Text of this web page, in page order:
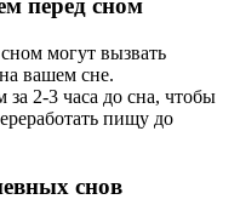
перед сном
могут вызвать
вашем сне.
за 2-3 часа до сна, чтобы
пищу до
снов